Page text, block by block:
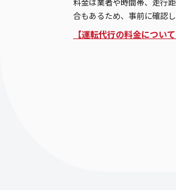
料金は業者や時間帯、走行
合もあるため、事前に確認し
【運転代行の料金について